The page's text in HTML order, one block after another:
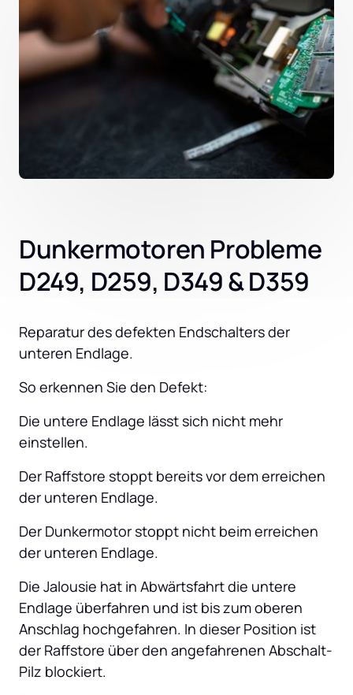
Dunkermotoren Probleme
D249, D259, D349 & D359
Reparatur des defekten Endschalters der
unteren Endlage.
So erkennen Sie den Defekt:
Die untere Endlage lässt sich nicht mehr
einstellen.
Der Raffstore stoppt bereits vor dem erreichen
der unteren Endlage.
Der Dunkermotor stoppt nicht beim erreichen
der unteren Endlage.
Die Jalousie hat in Abwärtsfahrt die untere
Endlage überfahren und ist bis zum oberen
Anschlag hochgefahren. In dieser Position ist
der Raffstore über den angefahrenen Abschalt-
Pilz blockiert.